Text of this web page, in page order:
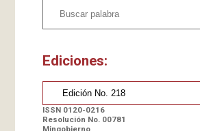
Ediciones:
ISSN 0120-0216
Resolución No. 00781